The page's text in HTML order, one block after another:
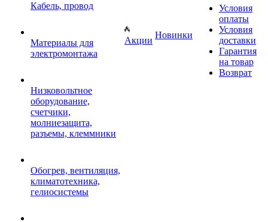
Кабель, провод
Материалы для
электромонтажа
Низковольтное
оборудование,
счетчики,
молниезащита,
разъемы, клеммники
Обогрев, вентиляция,
климатотехника,
гелиосистемы
Акции
Новинки
Условия
оплаты
Условия
доставки
Гарантия
на товар
Возврат